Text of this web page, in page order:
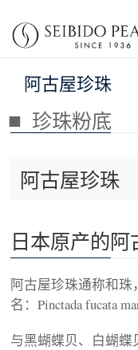
阿古屋珍珠
珍珠粉底
阿古屋珍珠
日本原产的阿
阿古屋珍珠通称和
名：Pinctada fucata
与黑蝴蝶贝、白蝴